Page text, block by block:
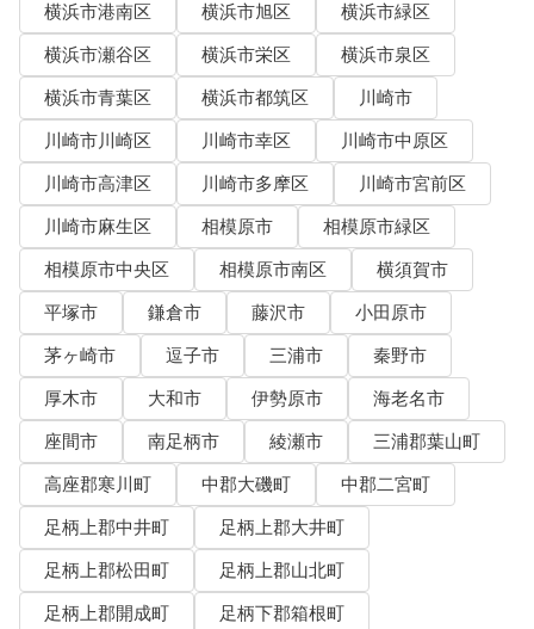
横浜市港南区
横浜市旭区
横浜市緑区
横浜市瀬谷区
横浜市栄区
横浜市泉区
横浜市青葉区
横浜市都筑区
川崎市
川崎市川崎区
川崎市幸区
川崎市中原区
川崎市高津区
川崎市多摩区
川崎市宮前区
川崎市麻生区
相模原市
相模原市緑区
相模原市中央区
相模原市南区
横須賀市
平塚市
鎌倉市 藤沢市
小田原市
茅ヶ崎市
逗子市 三浦市
秦野市
厚木市
大和市 伊勢原市
海老名市
座間市
南足柄市 綾瀬市
三浦郡葉山町
高座郡寒川町
中郡大磯町
中郡二宮町
足柄上郡中井町
足柄上郡大井町
足柄上郡松田町
足柄上郡山北町
足柄上郡開成町
足柄下郡箱根町